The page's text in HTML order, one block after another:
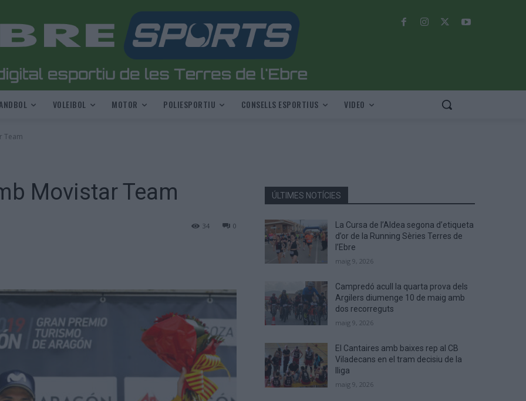
VOLEIBOL MOTOR POLIESPORTIU CONSELLS ESPORTIUS VIDEO
Team
Movistar Team
0
34
ÚLTIMES NOTÍCIES
La Cursa de l’Aldea segona d’etiqueta
d’or de la Running Sèries Terres de
l’Ebre
maig 9, 2026
Campredó acull la quarta prova dels
Argilers diumenge 10 de maig amb
dos recorreguts
maig 9, 2026
El Cantaires amb baixes rep al CB
Viladecans en el tram decisiu de la
lliga
maig 9, 2026